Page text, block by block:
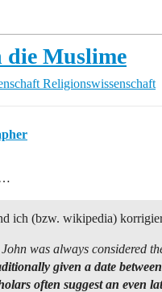
die Muslime
Religionswissenschaft
…
ich (bzw. wikipedia)
was always considered
given a date
often suggest an even